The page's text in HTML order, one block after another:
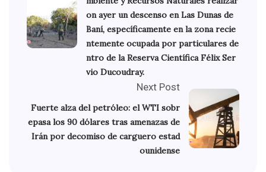
on ayer un descenso en Las Dunas de
Baní, específicamente en la zona recie
ntemente ocupada por particulares de
ntro de la Reserva Científica Félix Ser
vio Ducoudray.
Next Post
Fuerte alza del petróleo: el WTI sobr
epasa los 90 dólares tras amenazas de
Irán por decomiso de carguero estad
ounidense